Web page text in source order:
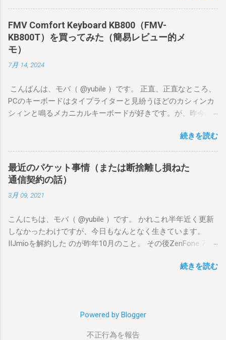
くが遊ぶゲームはFGOやグラブル、ウマ娘、プリコネR、艦こ
ムではないけど、あまりスペックが低いとカクカクしてスト
レスがたまります。 片手で持ちやすいサイズながら、ゲーム
が割としっかり遊べるナイス端末、と感じました。
FMV Comfort Keyboard KB800（FMV-
KB800T）を買ってみた（簡易レビュー的メ
モ）
7月 14, 2024
こんばんは、モバ（ @yubile ）です。 正直、正直なところ、
PCのキーボードはタイプライターと見紛うほどのカシィンカ
シィンと鳴るメカニカルキーボードが好きです。が、昨今は
時代の流れには抗えません。 そんなわけで半ば衝動買いした
のが、富士通の FMV Comfort Keyboard KB800 です。この記
事を書いている今、Amazonには入荷しておらず、メーカーの
オンラインショップでも品切れ中のようです。 ちなみに私
は、近所のケーズデンキに1台残っていたのを運良く衝動買い
できました（？）。直前に同じケーズデンキで Logicool
とても良かった）んですけどね……。 ファーストインプレッシ
ョンとしては、 テンキーを含むフルキーボードとしてはコン
パクトで良い キートップは小さめに感じるが小さすぎもしな
チでも反応する 総じてタイピングが気持ちいい Bluetoothに
ルしづらいことを除けば、けっこう気に入っています。
続きを読む
最近のパケット事情（または断捨離し損ねた
通信契約の話）
3月 09, 2021
こんにちは、モバ（ @yubile ）です。 かれこれ半年近く更新
しなかったわけですが、今日もなんとなく生きています。
IIJmioを解約した のが昨年10月のこと。 その後ZenFone 7を
内訳はこんな感じになっています。 (1) iPhone XS Max（ソフ
mini（DENT）＝Edy、nanaco、WAON等 Google Pixel 3aも使
続きを読む
Powered by Blogger
不正行為を報告